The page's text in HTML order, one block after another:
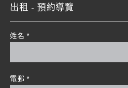
出租 - 預約導覽
姓名 *
電郵 *